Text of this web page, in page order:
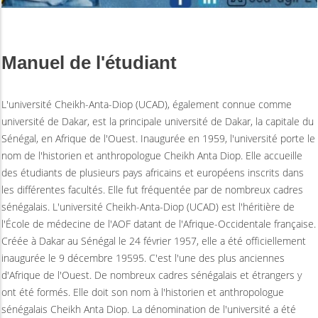
Manuel de l'étudiant
L'université Cheikh-Anta-Diop (UCAD), également connue comme
université de Dakar, est la principale université de Dakar, la capitale du
Sénégal, en Afrique de l'Ouest. Inaugurée en 1959, l'université porte le
nom de l'historien et anthropologue Cheikh Anta Diop. Elle accueille
des étudiants de plusieurs pays africains et européens inscrits dans
les différentes facultés. Elle fut fréquentée par de nombreux cadres
sénégalais. L'université Cheikh-Anta-Diop (UCAD) est l'héritière de
l'École de médecine de l'AOF datant de l'Afrique-Occidentale française.
Créée à Dakar au Sénégal le 24 février 1957, elle a été officiellement
inaugurée le 9 décembre 19595. C'est l'une des plus anciennes
d'Afrique de l'Ouest. De nombreux cadres sénégalais et étrangers y
ont été formés. Elle doit son nom à l'historien et anthropologue
sénégalais Cheikh Anta Diop. La dénomination de l'université a été